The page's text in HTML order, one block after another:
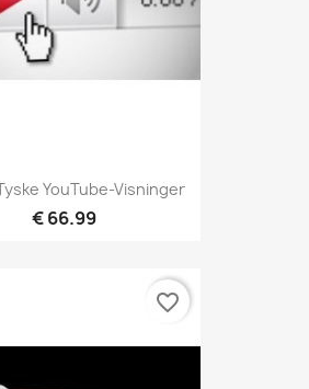
YouTube-Visninger
€ 66.99
favorite_border